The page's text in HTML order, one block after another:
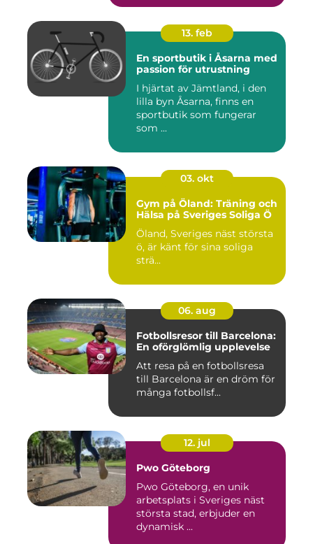
13. feb
En sportbutik i Åsarna med
passion för utrustning
I hjärtat av Jämtland, i den
lilla byn Åsarna, finns en
sportbutik som fungerar
som ...
03. okt
Gym på Öland: Träning och
Hälsa på Sveriges Soliga Ö
Öland, Sveriges näst största
ö, är känt för sina soliga
strä...
06. aug
Fotbollsresor till Barcelona:
En oförglömlig upplevelse
Att resa på en fotbollsresa
till Barcelona är en dröm för
många fotbollsf...
12. jul
Pwo Göteborg
Pwo Göteborg, en unik
arbetsplats i Sveriges näst
största stad, erbjuder en
dynamisk ...